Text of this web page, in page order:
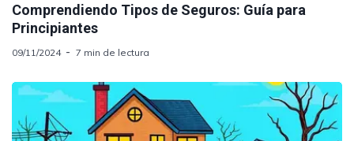
Comprendiendo Tipos de Seguros: Guía para
Principiantes
09/11/2024 7 min de lectura